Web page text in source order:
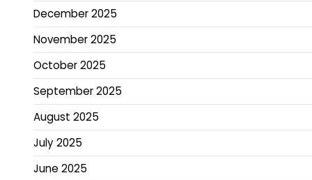
December 2025
November 2025
October 2025
September 2025
August 2025
July 2025
June 2025